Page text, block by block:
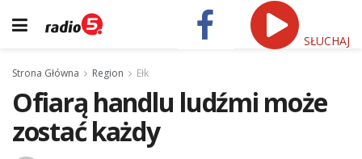
SŁUCHAJ
Strona Główna Region Ełk
Ofiarą handlu ludźmi może
zostać każdy